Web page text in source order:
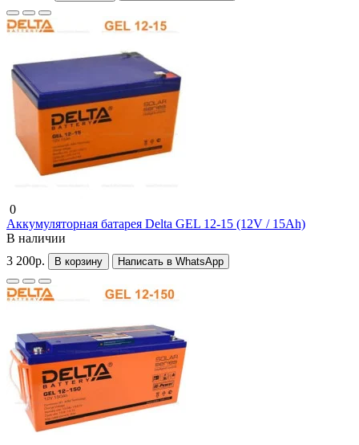
0
Аккумуляторная батарея Delta GEL 12-15 (12V / 15Ah)
В наличии
3 200р.
В корзину Написать в WhatsApp